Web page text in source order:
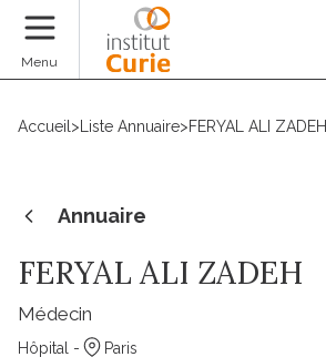
Menu
Accueil > Liste Annuaire>FERYAL ALI ZADEH
Annuaire
FERYAL ALI ZADEH
Médecin
Hôpital - Paris